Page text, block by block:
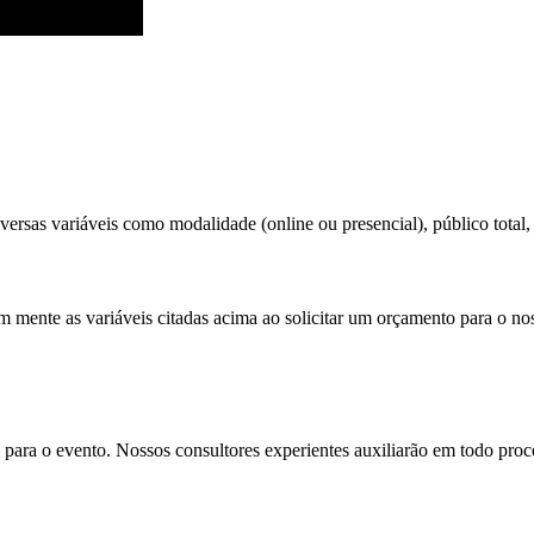
variáveis como modalidade (online ou presencial), público total,
mente as variáveis citadas acima ao solicitar um orçamento para o
o evento. Nossos consultores experientes auxiliarão em todo